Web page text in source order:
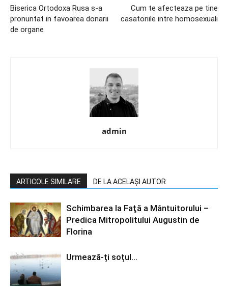
Biserica Ortodoxa Rusa s-a
pronuntat in favoarea donarii
de organe
Cum te afecteaza pe tine
casatoriile intre homosexuali
admin
ARTICOLE SIMILARE DE LA ACELAȘI AUTOR
Schimbarea la Faţă a Mântuitorului –
Predica Mitropolitului Augustin de
Florina
Urmează-ți soțul…